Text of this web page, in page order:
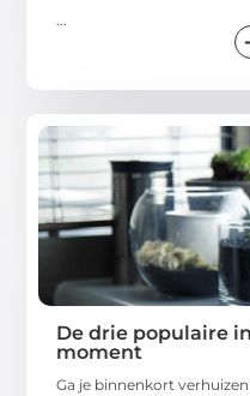
...
De drie populaire
moment
Ga je binnenkort